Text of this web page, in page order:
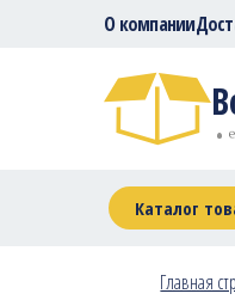
О компании
Каталог
Главная